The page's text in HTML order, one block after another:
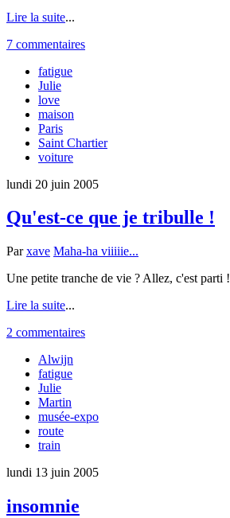
Lire la suite...
7 commentaires
fatigue
Julie
love
maison
Paris
Saint Chartier
voiture
lundi 20 juin 2005
Qu'est-ce que je tribulle !
Parxave Maha-ha viiiiie...
Une petite tranche de vie ? Allez, c'est parti !
Lire la suite...
2 commentaires
Alwijn
fatigue
Julie
Martin
musée-expo
route
train
lundi 13 juin 2005
insomnie